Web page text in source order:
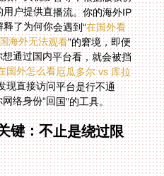
了为何你会遇到“在国外看
海外无法观看”的窘境，即便
是看似冷门的比赛，只要你想通过国内平台看，就会被挡
国外怎么看厄瓜多尔 vs 库拉
现直接访问平台是行不通
络身份“回国”的工具。
键：不止是绕过限